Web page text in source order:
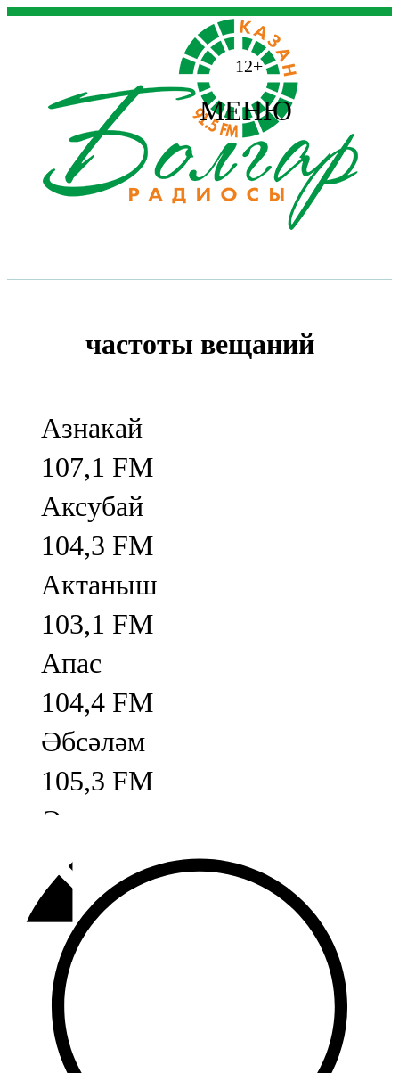
12+
МЕНЮ
частоты вещаний
Азнакай
107,1 FM
Аксубай
104,3 FM
Актаныш
103,1 FM
Апас
104,4 FM
Әбсәләм
105,3 FM
Әлмәт
92,9 FM
Базарлы матак
107,1 FM
Балык бистәсе
104,9 FM
Баулы